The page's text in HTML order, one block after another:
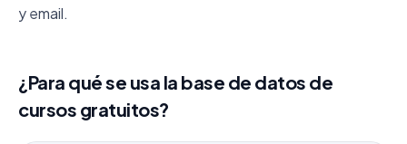
y email.
¿Para qué se usa la base de datos de
cursos gratuitos?